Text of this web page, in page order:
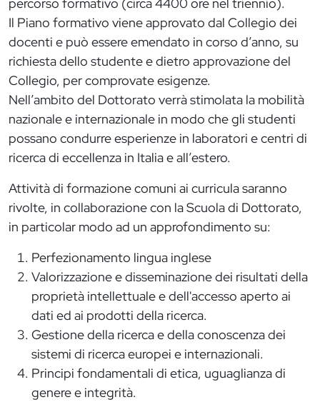
Il Piano formativo viene approvato dal Collegio dei
docenti e può essere emendato in corso d’anno, su
richiesta dello studente e dietro approvazione del
Collegio, per comprovate esigenze.
Nell’ambito del Dottorato verrà stimolata la mobilità
nazionale e internazionale in modo che gli studenti
possano condurre esperienze in laboratori e centri di
ricerca di eccellenza in Italia e all’estero.
Attività di formazione comuni ai curricula saranno
rivolte, in collaborazione con la Scuola di Dottorato,
in particolar modo ad un approfondimento su:
Perfezionamento lingua inglese
Valorizzazione e disseminazione dei risultati della
proprietà intellettuale e dell'accesso aperto ai
dati ed ai prodotti della ricerca.
Gestione della ricerca e della conoscenza dei
sistemi di ricerca europei e internazionali.
Principi fondamentali di etica, uguaglianza di
genere e integrità.